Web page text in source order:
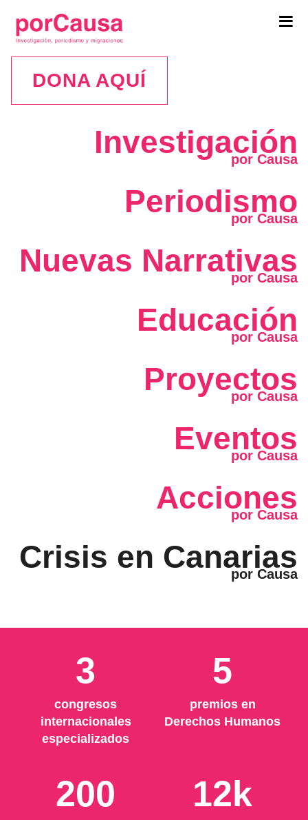
DONA AQUÍ
Investigación
Periodismo
Nuevas Narrativas
Educación
Proyectos
Eventos
Acciones
Crisis en Canarias
3
congresos
internacionales
especializados
5
premios en
Derechos Humanos
200 12k